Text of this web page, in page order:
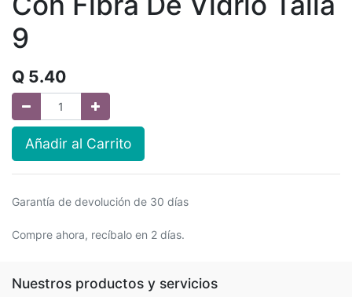
9
Q 5.40
Añadir al Carrito
Garantía de devolución de 30 días
Compre ahora, recíbalo en 2 días.
Nuestros productos y servicios